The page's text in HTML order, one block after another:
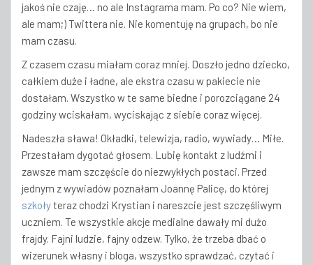
jakoś nie czaję… no ale Instagrama mam. Po co? Nie wiem,
ale mam;) Twittera nie. Nie komentuję na grupach, bo nie
mam czasu.
Z czasem czasu miałam coraz mniej. Doszło jedno dziecko,
całkiem duże i ładne, ale ekstra czasu w pakiecie nie
dostałam. Wszystko w te same biedne i porozciągane 24
godziny wciskałam, wyciskając z siebie coraz więcej.
Nadeszła sława! Okładki, telewizja, radio, wywiady… Miłe.
Przestałam dygotać głosem. Lubię kontakt z ludźmi i
zawsze mam szczęście do niezwykłych postaci. Przed
jednym z wywiadów poznałam Joannę Palicę, do której
szkołyteraz chodzi Krystian i nareszcie jest szczęśliwym
uczniem. Te wszystkie akcje medialne dawały mi dużo
frajdy. Fajni ludzie, fajny odzew. Tylko, że trzeba dbać o
wizerunek własny i bloga, wszystko sprawdzać, czytać i